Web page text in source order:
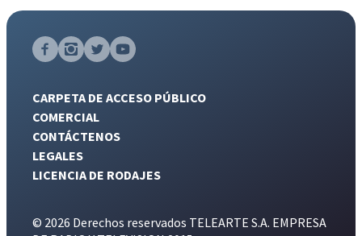
CARPETA DE ACCESO PÚBLICO
COMERCIAL
CONTÁCTENOS
LEGALES
LICENCIA DE RODAJES
© 2026 Derechos reservados TELEARTE S.A. EMPRESA